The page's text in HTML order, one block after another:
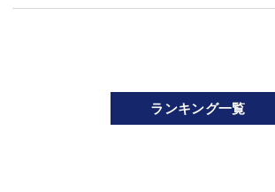
ランキング一覧